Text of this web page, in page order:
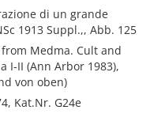
di un grande
1913 Suppl.,, Abb. 125
Medma. Cult and
I-II (Ann Arbor 1983),
von oben)
Kat.Nr. G24e